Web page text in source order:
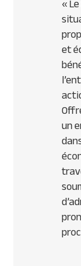
et
un